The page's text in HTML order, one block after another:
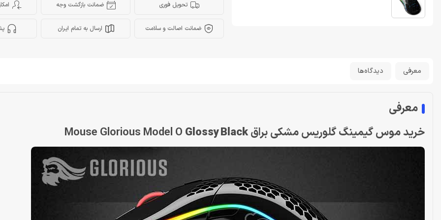
تحویل فوری ضمانت بازگشت وجه
ضمانت اصالت و سلامت ارسال به تمام ایران
معرفی دیدگاه‌ها
معرفی
خرید موس گیمینگ گلوریس مشکی براق Mouse Glorious Model OGlossy Black